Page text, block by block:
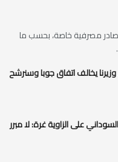
مصرفية خاصة، بحسب ما
يخالف اتفاق جوبا وسنرشح
على الزاوية غرة: لا مبرر